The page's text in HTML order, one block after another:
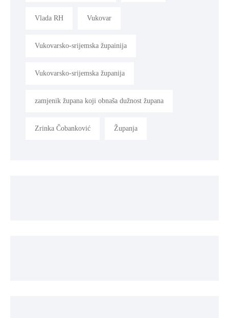
Vlada RH Vukovar
Vukovarsko-srijemska župainija
Vukovarsko-srijemska županija
zamjenik župana koji obnaša dužnost župana
Zrinka Čobanković Županja